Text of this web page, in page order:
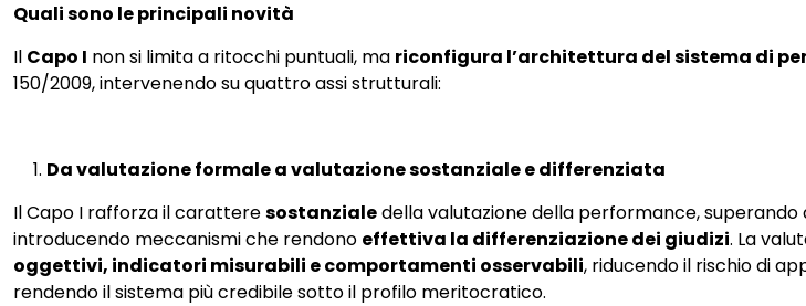
Quali sono le principali novità
Il Capo I non si limita a ritocchi puntuali, ma riconfigura l’architettura del sistema di
150/2009, intervenendo su quattro assi strutturali:
Da valutazione formale a valutazione sostanziale e differenziata
Il Capo I rafforza il caratteresostanzialedella valutazione della performance,
introducendo meccanismi che rendono effettiva la differenziazione dei giudizi. La
oggettivi, indicatori misurabili e comportamenti osservabili, riducendo il rischio di
rendendo il sistema più credibile sotto il profilo meritocratico.